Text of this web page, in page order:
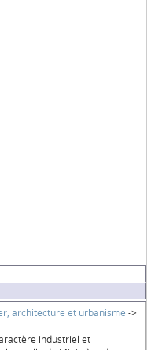
architecture et urbanisme ->
industriel et